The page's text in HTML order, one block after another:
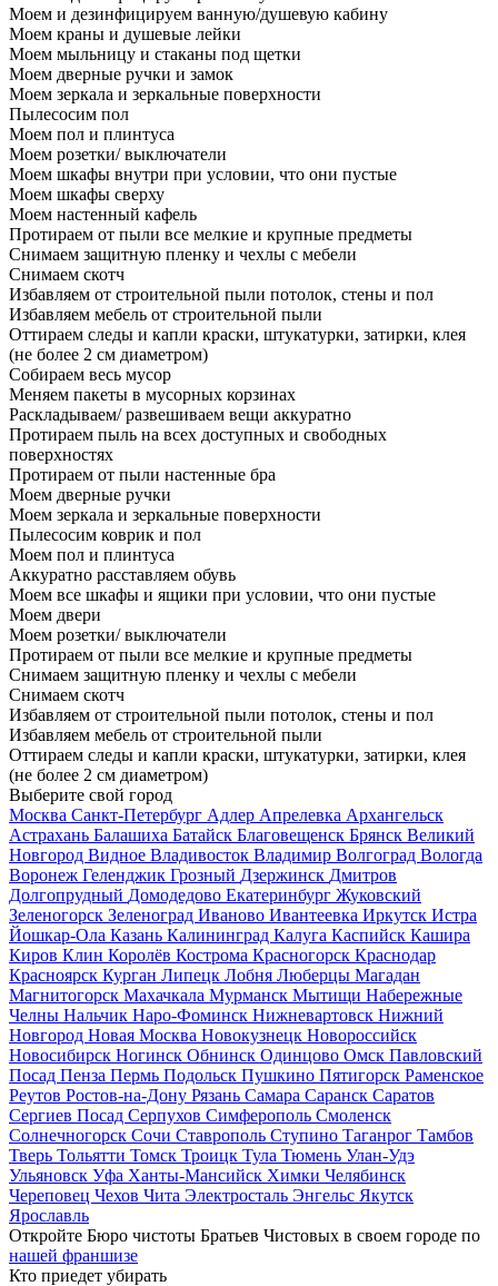
Моем и дезинфицируем ванную/душевую кабину
Моем краны и душевые лейки
Моем мыльницу и стаканы под щетки
Моем дверные ручки и замок
Моем зеркала и зеркальные поверхности
Пылесосим пол
Моем пол и плинтуса
Моем розетки/ выключатели
Моем шкафы внутри при условии, что они пустые
Моем шкафы сверху
Моем настенный кафель
Протираем от пыли все мелкие и крупные предметы
Снимаем защитную пленку и чехлы с мебели
Снимаем скотч
Избавляем от строительной пыли потолок, стены и пол
Избавляем мебель от строительной пыли
Оттираем следы и капли краски, штукатурки, затирки, клея
(не более 2 см диаметром)
Собираем весь мусор
Меняем пакеты в мусорных корзинах
Раскладываем/ развешиваем вещи аккуратно
Протираем пыль на всех доступных и свободных
поверхностях
Протираем от пыли настенные бра
Моем дверные ручки
Моем зеркала и зеркальные поверхности
Пылесосим коврик и пол
Моем пол и плинтуса
Аккуратно расставляем обувь
Моем все шкафы и ящики при условии, что они пустые
Моем двери
Моем розетки/ выключатели
Протираем от пыли все мелкие и крупные предметы
Снимаем защитную пленку и чехлы с мебели
Снимаем скотч
Избавляем от строительной пыли потолок, стены и пол
Избавляем мебель от строительной пыли
Оттираем следы и капли краски, штукатурки, затирки, клея
(не более 2 см диаметром)
Выберите свой город
Москва Санкт-Петербург Адлер Апрелевка Архангельск
Астрахань Балашиха Батайск Благовещенск Брянск Великий
Новгород Видное Владивосток Владимир Волгоград Вологда
Воронеж Геленджик Грозный Дзержинск Дмитров
Долгопрудный Домодедово Екатеринбург Жуковский
Зеленогорск Зеленоград Иваново Ивантеевка Иркутск Истра
Йошкар-Ола Казань Калининград Калуга Каспийск Кашира
Киров Клин Королёв Кострома Красногорск Краснодар
Красноярск Курган Липецк Лобня Люберцы Магадан
Магнитогорск Махачкала Мурманск Мытищи Набережные
Челны Нальчик Наро-Фоминск Нижневартовск Нижний
Новгород Новая Москва Новокузнецк Новороссийск
Новосибирск Ногинск Обнинск Одинцово Омск Павловский
Посад Пенза Пермь Подольск Пушкино Пятигорск Раменское
Реутов Ростов-на-Дону Рязань Самара Саранск Саратов
Сергиев Посад Серпухов Симферополь Смоленск
Солнечногорск Сочи Ставрополь Ступино Таганрог Тамбов
Тверь Тольятти Томск Троицк Тула Тюмень Улан-Удэ
Ульяновск Уфа Ханты-Мансийск Химки Челябинск
Череповец Чехов Чита Электросталь Энгельс Якутск
Ярославль
Откройте Бюро чистоты Братьев Чистовых в своем городе по
нашей франшизе
Кто приедет убирать